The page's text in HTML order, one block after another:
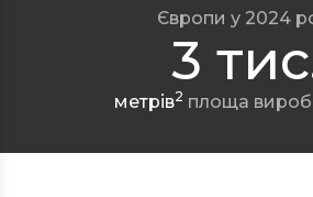
Європи у 2024
3
метрів2 площа